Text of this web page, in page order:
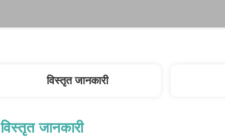
विस्तृत जानकारी
विस्तृत जानकारी